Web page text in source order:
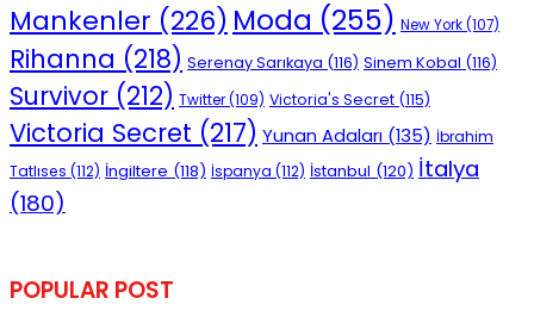
Mankenler (226) Moda (255) New York(107)
Rihanna (218) Serenay Sarıkaya (116) Sinem Kobal (116)
Survivor (212) Twitter(109) Victoria's Secret (115)
Victoria Secret (217) Yunan Adaları (135) İbrahim
Tatlıses (112) İngiltere (118) İspanya (112) İstanbul (120) İtalya
(180)
POPULAR POST